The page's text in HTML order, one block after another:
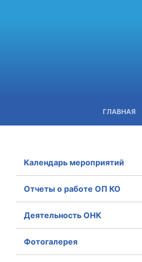
ГЛАВНАЯ
Календарь мероприятий
Отчеты о работе ОП КО
Деятельность ОНК
Фотогалерея